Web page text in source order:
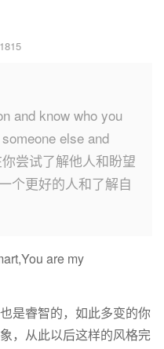
and know who you
else and
尝试了解他人和盼望
个更好的人和了解自
are my
是睿智的，如此多变的你
，从此以后这样的风格完